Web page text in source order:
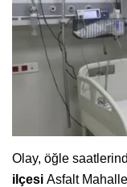
Olay, öğle
ilçesi Asfalt